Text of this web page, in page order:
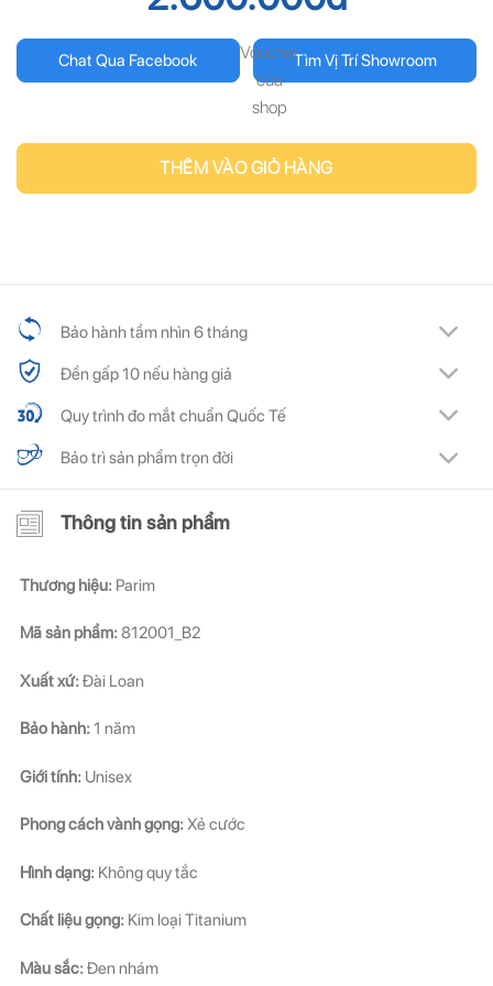
Chat Qua Facebook Tìm Vị Trí Showroom
Voucher
của
shop
THÊM VÀO GIỎ HÀNG
Bảo hành tầm nhìn 6 tháng
Đền gấp 10 nếu hàng giả
Quy trình đo mắt chuẩn Quốc Tế
Bảo trì sản phẩm trọn đời
Thông tin sản phẩm
Thương hiệu: Parim
Mã sản phẩm:812001_B2
Xuất xứ:Đài Loan
Bảo hành:1 năm
Giới tính: Unisex
Phong cách vành gọng:Xẻ cước
Hình dạng: Không quy tắc
Chất liệu gọng: Kim loại Titanium
Màu sắc:Đen nhám